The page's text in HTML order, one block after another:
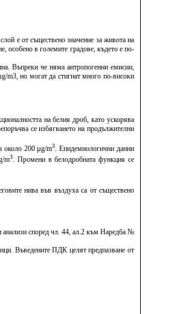
е от съществено значение за живота на
особено в големите градове, където е по-
Въпреки че няма антропогенни емисии,
m3, но могат да стигнат много по-високи
на белия дроб, като ускорява
се избягването на продължителни
около 200 µg/m3. Епидемиологични данни
m3. Промени в белодробната функция се
нива във въздуха са от съществено
анализи според чл. 44, ал.2 към Наредба №
Въведените ПДК целят предпазване от